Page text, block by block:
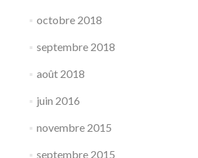
octobre 2018
septembre 2018
août 2018
juin 2016
novembre 2015
septembre 2015